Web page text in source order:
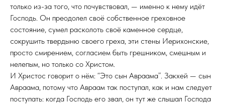
только из-за того, что почувствовал, — именно к нему идёт
Господь. Он преодолел своё собственное греховное
состояние, сумел расколоть своё каменное сердце,
сокрушить твердыню своего греха, эти стены Иерихонские,
просто смирением, согласием быть грешником, смешным и
нелепым, но только со Христом.
И Христос говорит о нём: “Это сын Авраама”. Закхей — сын
Авраама, потому что Авраам так поступал, как и нам следует
поступать: когда Господь его звал, он тут же слышал Господа